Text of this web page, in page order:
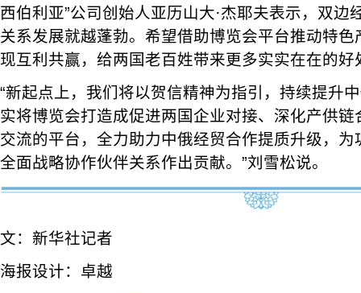
西伯利亚”公司创始人亚历山大·杰耶夫表示，双边
关系发展就越蓬勃。希望借助博览会平台推动特
现互利共赢，给两国老百姓带来更多实实在在的好
“新起点上，我们将以贺信精神为指引，持续提升
实将博览会打造成促进两国企业对接、深化产供
交流的平台，全力助力中俄经贸合作提质升级，
全面战略协作伙伴关系作出贡献。”刘雪松说。
文：新华社记者
海报设计：卓越